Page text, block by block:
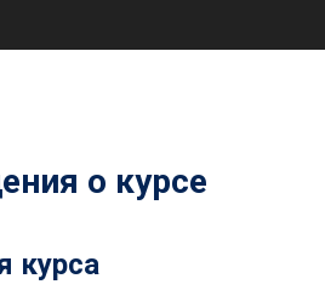
о курсе
курса